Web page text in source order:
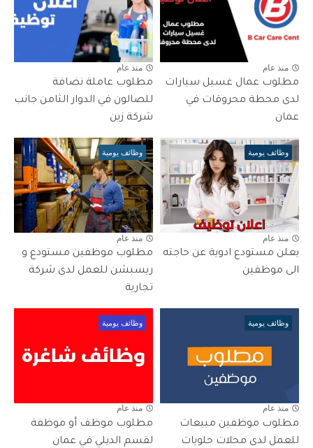
منذ عام
مطلوب عمال غسيل سيارات
لدى محطة محروقات في
عمان
منذ عام
مطلوب عاملة نضافة
للصالون في الدوار الثامن جانب
شركة زين
وظائف يومية
منذ عام
يعلن مستودع ادوية عن حاجته
الى موظفين
وظائف يومية
منذ عام
مطلوب موظفين مستودع و
ريسبشن للعمل لدى شركة
تجارية
وظائف يومية
منذ عام
مطلوب موظفين مبيعات
للعمل لدى محلات حلويات
وظائف يومية
منذ عام
مطلوب موظف أو موظفة
لقسم الديلي في عمان